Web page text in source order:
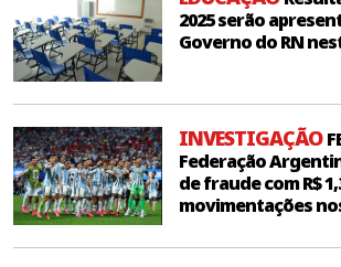
2025 serão
Governo do RN
INVESTIGAÇÃO
Federação
de fraude com R$
movimentações